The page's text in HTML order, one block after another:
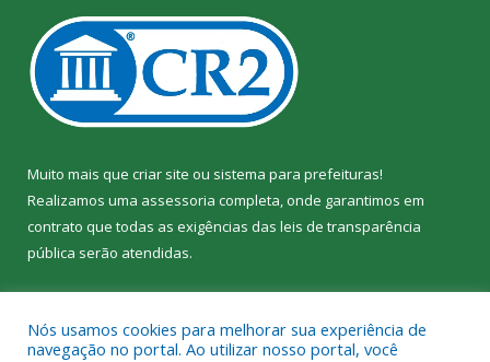
Muito mais que criar site ou sistema para prefeituras!
Realizamos uma assessoria completa, onde garantimos em
contrato que todas as exigências das leis de transparência
pública serão atendidas.
Nós usamos cookies para melhorar sua experiência de
navegação no portal. Ao utilizar nosso portal, você